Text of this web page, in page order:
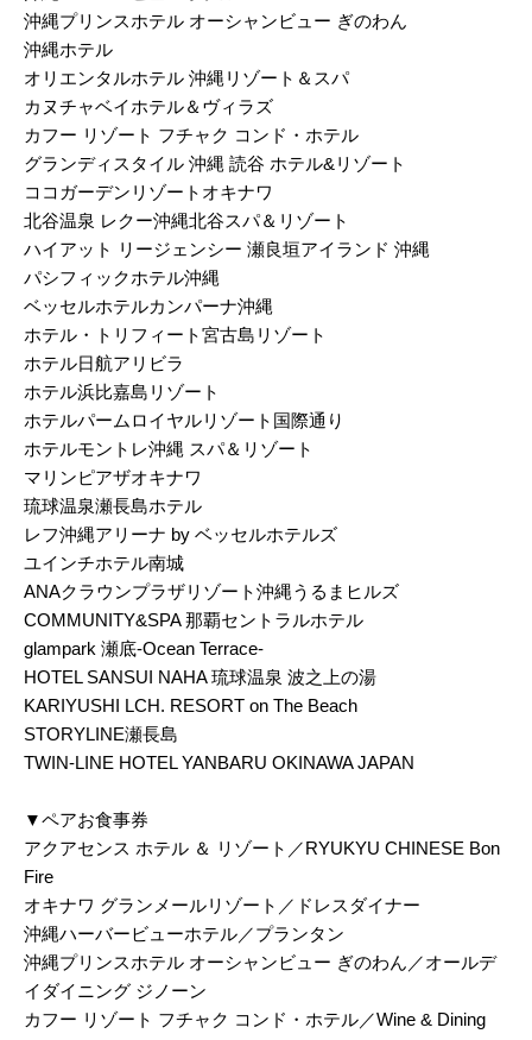
沖縄プリンスホテル オーシャンビュー ぎのわん
沖縄ホテル
オリエンタルホテル 沖縄リゾート＆スパ
カヌチャベイホテル＆ヴィラズ
カフー リゾート フチャク コンド・ホテル
グランディスタイル 沖縄 読谷 ホテル&リゾート
ココガーデンリゾートオキナワ
北谷温泉 レクー沖縄北谷スパ＆リゾート
ハイアット リージェンシー 瀬良垣アイランド 沖縄
パシフィックホテル沖縄
ベッセルホテルカンパーナ沖縄
ホテル・トリフィート宮古島リゾート
ホテル日航アリビラ
ホテル浜比嘉島リゾート
ホテルパームロイヤルリゾート国際通り
ホテルモントレ沖縄 スパ＆リゾート
マリンピアザオキナワ
琉球温泉瀬長島ホテル
レフ沖縄アリーナ by ベッセルホテルズ
ユインチホテル南城
ANAクラウンプラザリゾート沖縄うるまヒルズ
COMMUNITY&SPA 那覇セントラルホテル
glampark 瀬底-Ocean Terrace-
HOTEL SANSUI NAHA 琉球温泉 波之上の湯
KARIYUSHI LCH. RESORT on The Beach
STORYLINE瀬長島
TWIN-LINE HOTEL YANBARU OKINAWA JAPAN
▼ペアお食事券
アクアセンス ホテル ＆ リゾート／RYUKYU CHINESE Bon
Fire
オキナワ グランメールリゾート／ドレスダイナー
沖縄ハーバービューホテル／プランタン
沖縄プリンスホテル オーシャンビュー ぎのわん／オールデ
イダイニング ジノーン
カフー リゾート フチャク コンド・ホテル／Wine & Dining